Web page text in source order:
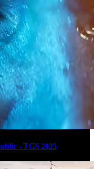
- TGS 2025